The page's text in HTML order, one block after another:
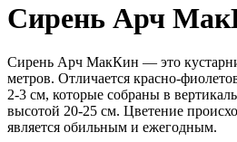
Сирень Арч
Сирень Арч МакКин — это
метров. Отличается красно-
2-3 см, которые собраны в
высотой 20-25 см. Цветение
является обильным и ежегодным.